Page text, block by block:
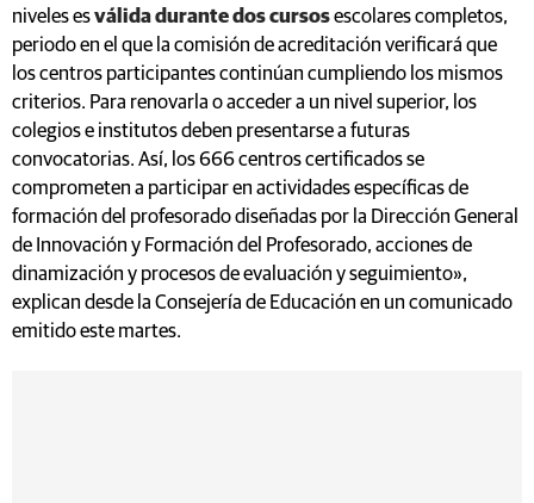
niveles esválida durante dos cursosescolares completos,
periodo en el que la comisión de acreditación verificará que
los centros participantes continúan cumpliendo los mismos
criterios. Para renovarla o acceder a un nivel superior, los
colegios e institutos deben presentarse a futuras
convocatorias. Así, los 666 centros certificados se
comprometen a participar en actividades específicas de
formación del profesorado diseñadas por la Dirección General
de Innovación y Formación del Profesorado, acciones de
dinamización y procesos de evaluación y seguimiento»,
explican desde la Consejería de Educación en un comunicado
emitido este martes.